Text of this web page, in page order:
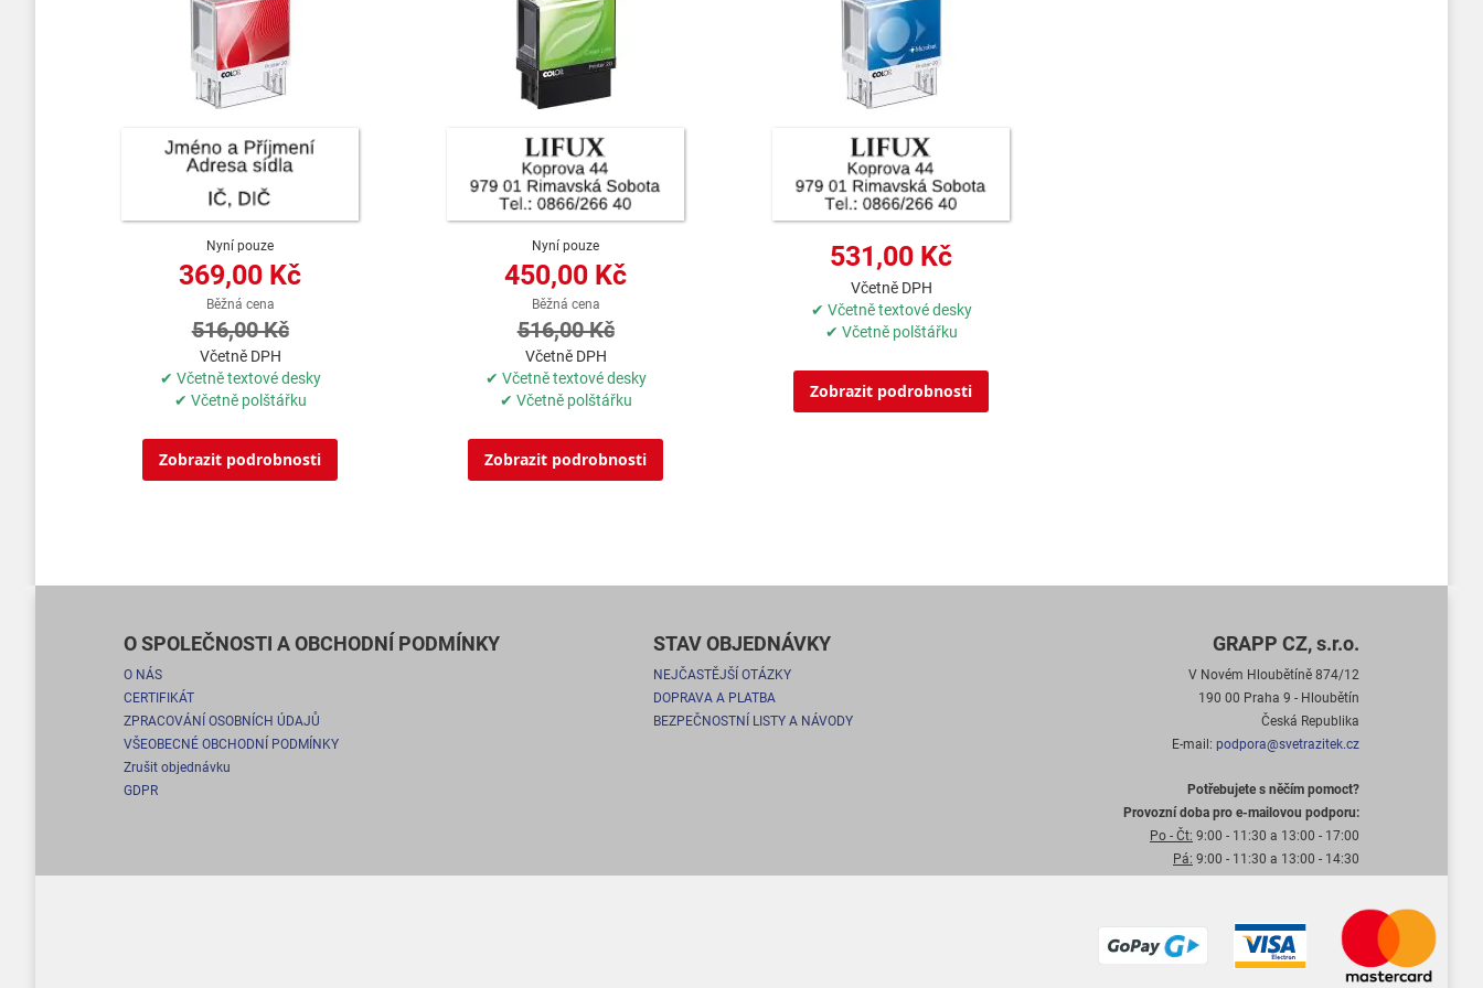
Nyní pouze
369,00 Kč
Běžná cena
516,00 Kč
Včetně DPH
✔ Včetně textové desky
✔ Včetně polštářku
Zobrazit podrobnosti
Nyní pouze
450,00 Kč
Běžná cena
516,00 Kč
Včetně DPH
✔ Včetně textové desky
✔ Včetně polštářku
Zobrazit podrobnosti
531,00 Kč
Včetně DPH
✔ Včetně textové desky
✔ Včetně polštářku
Zobrazit podrobnosti
O SPOLEČNOSTI A OBCHODNÍ PODMÍNKY
O NÁS
CERTIFIKÁT
ZPRACOVÁNÍ OSOBNÍCH ÚDAJŮ
VŠEOBECNÉ OBCHODNÍ PODMÍNKY
Zrušit objednávku
GDPR
STAV OBJEDNÁVKY
NEJČASTĚJŠÍ OTÁZKY
DOPRAVA A PLATBA
BEZPEČNOSTNÍ LISTY A NÁVODY
GRAPP CZ, s.r.o.
V Novém Hloubětíně 874/12
190 00 Praha 9 - Hloubětín
Česká Republika
E-mail: podpora@svetrazitek.cz
Potřebujete s něčím pomoct?
Provozní doba pro e-mailovou podporu:
Po - Čt: 9:00 - 11:30 a 13:00 - 17:00
Pá: 9:00 - 11:30 a 13:00 - 14:30